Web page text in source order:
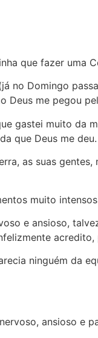
que fazer uma
no Domingo
Deus me pegou
gastei muito da
que Deus me deu.
as suas
muito
e ansioso,
ninguém da
ansioso e